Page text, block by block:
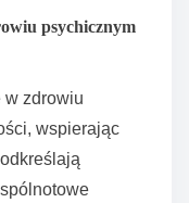
psychicznym
w zdrowiu
wspierając